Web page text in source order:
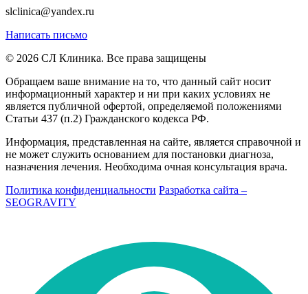
slclinica@yandex.ru
Написать письмо
© 2026 СЛ Клиника. Все права защищены
Обращаем ваше внимание на то, что данный сайт носит
информационный характер и ни при каких условиях не
является публичной офертой, определяемой положениями
Статьи 437 (п.2) Гражданского кодекса РФ.
Информация, представленная на сайте, является справочной и
не может служить основанием для постановки диагноза,
назначения лечения. Необходима очная консультация врача.
Политика конфиденциальности Разработка сайта –
SEOGRAVITY